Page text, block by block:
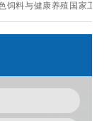
饲料与健康养殖国家工